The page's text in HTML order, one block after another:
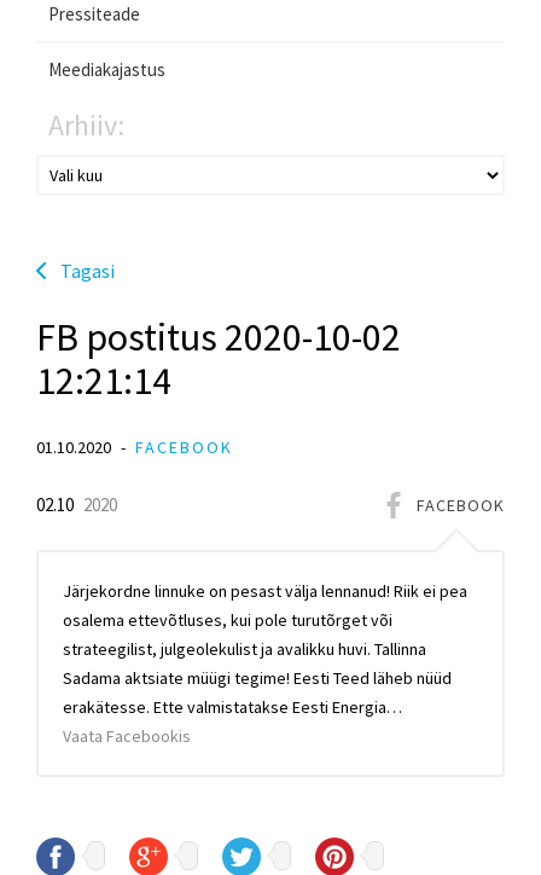
Pressiteade
Meediakajastus
Arhiiv:
Tagasi
FB postitus 2020-10-02
12:21:14
01.10.2020 FACEBOOK
FACEBOOK
02.10 2020
Järjekordne linnuke on pesast välja lennanud! Riik ei pea
osalema ettevõtluses, kui pole turutõrget või
strateegilist, julgeolekulist ja avalikku huvi. Tallinna
Sadama aktsiate müügi tegime! Eesti Teed läheb nüüd
erakätesse. Ette valmistatakse Eesti Energia…
Vaata Facebookis